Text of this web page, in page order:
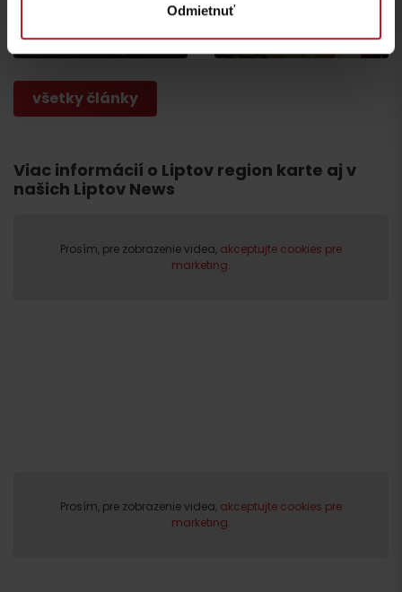
Odmietnuť
prenesie do stredoveku
Liptovský Mikuláš
do dvoch hodín
región Liptov
všetky články
Viac informácií o Liptov region karte aj v
našich Liptov News
Prosím, pre zobrazenie videa, akceptujte cookies pre
marketing.
Prosím, pre zobrazenie videa, akceptujte cookies pre
marketing.